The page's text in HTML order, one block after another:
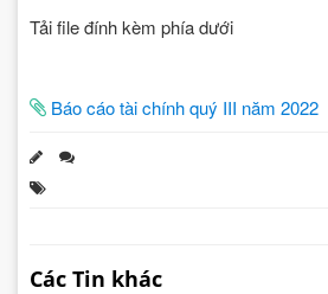
Tải file đính kèm phía dưới
Báo cáo tài chính quý III năm 2022
Các Tin khác